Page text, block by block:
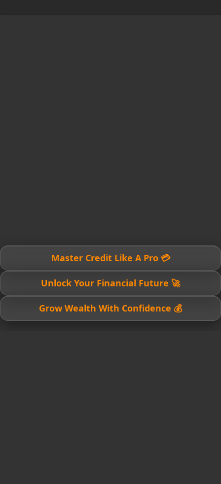
💳 Master Credit Like A Pro
🚀 Unlock Your Financial Future
💰 Grow Wealth With Confidence